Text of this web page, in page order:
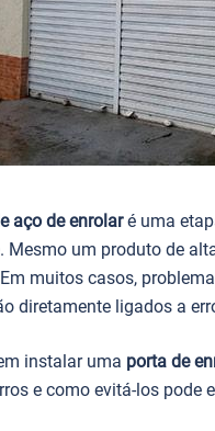
aço de enrolaré uma
um produto de
muitos casos,
diretamente ligados a
instalar uma porta de
e como evitá-los pode